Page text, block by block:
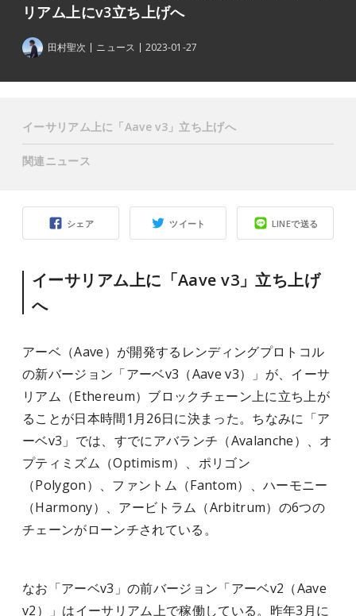
リアム上にv3立ち上げへ
田村聖次 ニュース 2023-01-27
シェア ツイート LINEで送る
イーサリアム上に「Aave v3」立ち上げ
へ
アーベ（Aave）が開発するレンディングプロトコル
の新バージョン「アーベv3（Aave v3）」が、イーサ
リアム（Ethereum）ブロックチェーン上に立ち上が
ることが日本時間1月26日に決まった。ちなみに「ア
ーベv3」では、すでにアバランチ（Avalanche）、オ
プティミズム（Optimism）、ポリゴン
（Polygon）、ファントム（Fantom）、ハーモニー
（Harmony）、アービトラム（Arbitrum）の6つの
チェーンがローンチされている。
なお「アーベv3」の前バージョン「アーベv2（Aave
v2）」はイーサリアム上で稼働している。昨年3月に
イーサリアム上に「Aave v3」立ち上げへ
関連ニュース